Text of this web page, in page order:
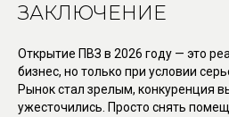
ЗАКЛЮЧЕНИЕ
Открытие ПВЗ в 2026 году — это
бизнес, но только при условии
Рынок стал зрелым, конкуренция
ужесточились. Просто снять